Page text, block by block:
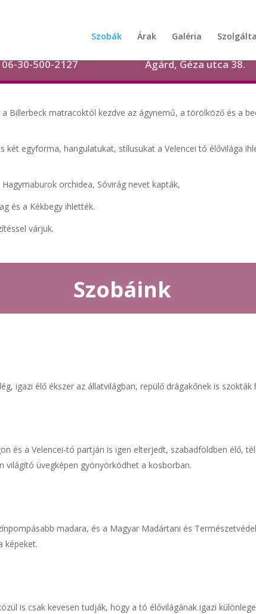
Szobák Árak Galéria
30-500-2127 Agárd, Géza utca 38.
Billerbeck matracoktól kezdve az ágynemű, a törölköző és a
két egyforma, hangulatukat, stílusukat a Velencei tó élővilága
orchidea, Sóvirág nevet kapták,
és a Kékbegy ihlették.
várjuk.
Szobáink
igazi élő ékszer az állatvilágban, repülő drágakőnek is szokták
és a Velencei-tó partján is igen elterjedt, szabadföldben élő,
világító üvegképen gyönyörködhet a kosborban.
madara, és a Magyar Madártani és
képeket.
is csak kevesen tudják, hogy a tó élővilágának igazi